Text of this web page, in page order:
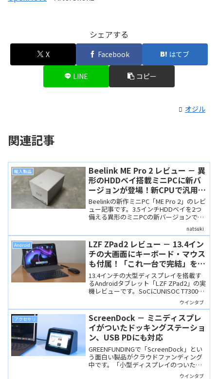
シェアする
X Facebook はてブ
LINE コピー
オジル
関連記事
輸入製品
Beelink ME Pro 2 レビュー － 異
形のHDDベイ搭載ミニPCに新バ
ージョンが登場！新CPUで汎用性
大幅アップ
Beelinkの新作ミニPC「ME Pro 2」のレビ
ュー記事です。3.5インチHDDベイを2つ
備える異形のミニPCの新バージョンで、
CPUにCore 3 304を採用。単なる処理性
能向上だけでなく、ポート構成も大きく
見直され、汎用性が大幅アップしまし
た。
natsuki
Android
LZF ZPad2 レビュー － 13.4イン
チの大画面にキーボード・マウス
も付属！「これ一台で完結」を目
指した大型Androidタブレット
13.4インチの大型ディスプレイを搭載す
るAndroidタブレット「LZF ZPad2」の実
機レビューです。SoCにUNISOC T7300を
搭載しAntutuスコアは約60万点。専用ケ
ース、キーボード、マウス、ペンがすべ
て付属するセットモデルです。
ウインタブ
アクセサリ
ScreenDock － ミニディスプレ
イがついたドッキングステーショ
ン、USB PDにも対応
GREENFUNDINGで「ScreenDock」とい
う面白い製品がクラウドファンディング
中です。「小型ディスプレイのついたド
ッキングステーション」で、小さな画面
ウインタブ